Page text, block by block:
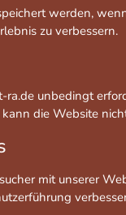
werden,
zu verbessern.
unbedingt
die Website
mit unserer